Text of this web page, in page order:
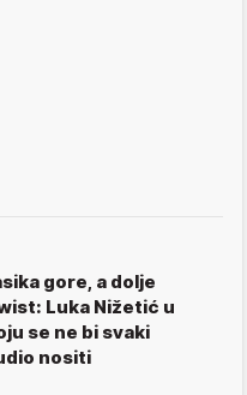
gore, a dolje
Luka Nižetić u
se ne bi svaki
nositi